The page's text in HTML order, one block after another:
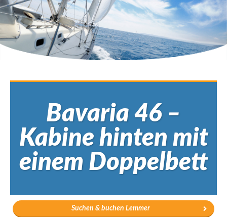
Bavaria 46 –
Kabine hinten mit
einem Doppelbett
Suchen & buchen Lemmer